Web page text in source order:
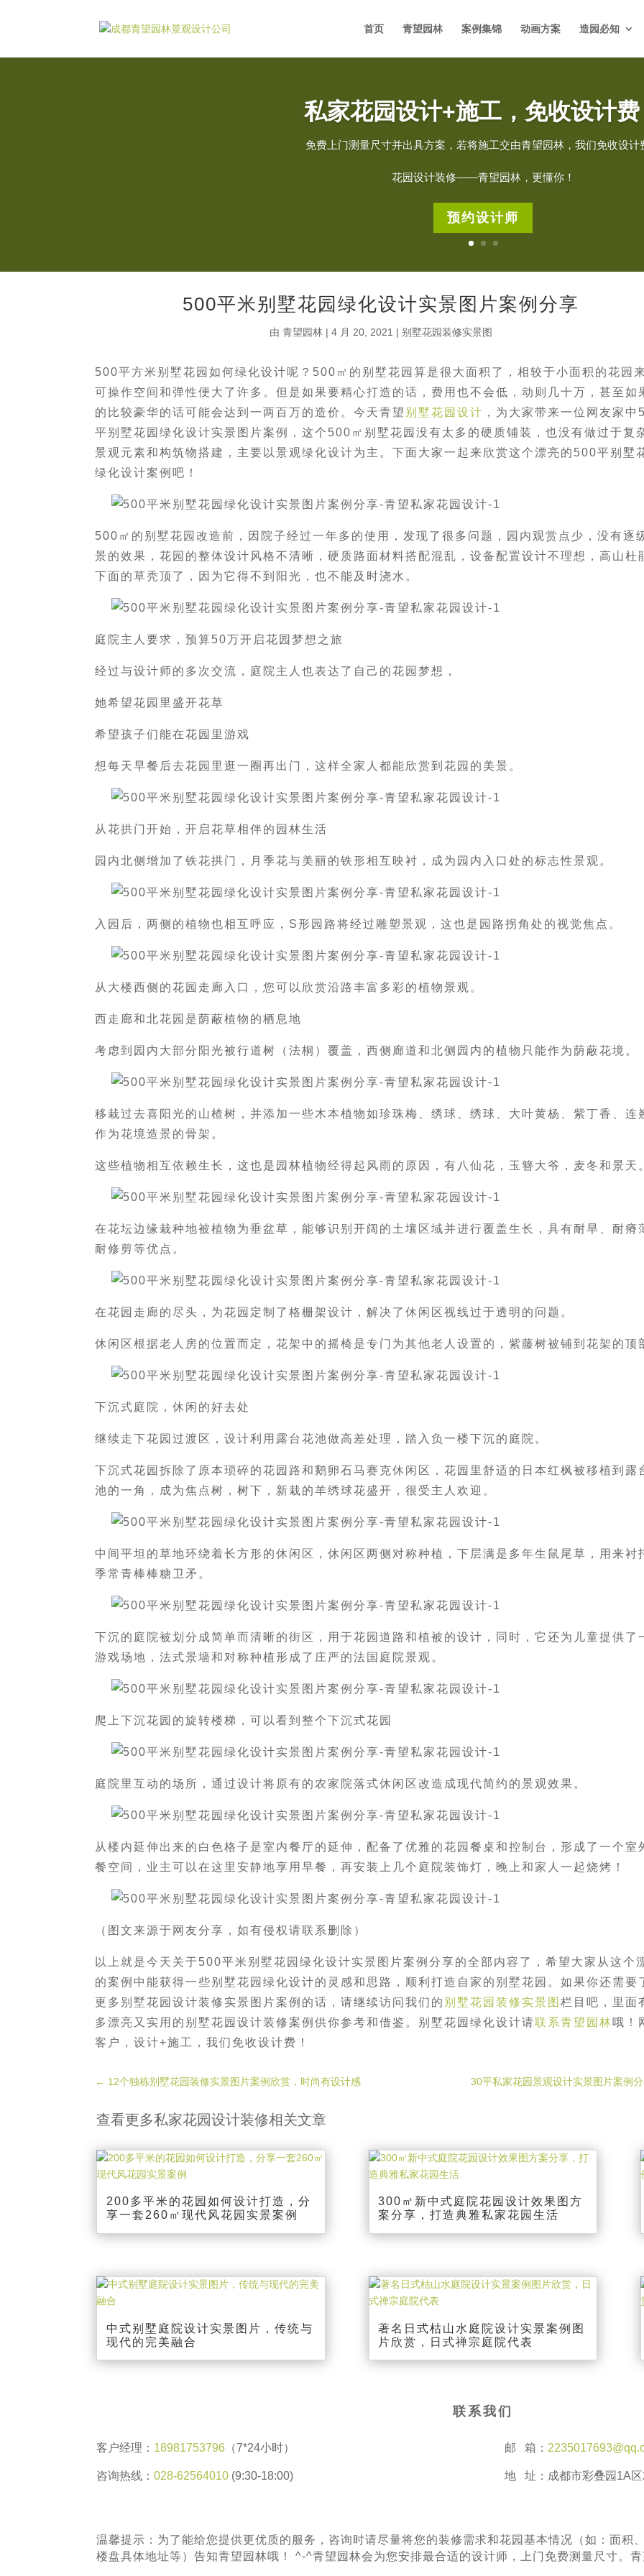
首页 青望园林 案例集锦 动画方案 造园必知
私家花园设计+施工，免收设计
免费上门测量尺寸并出具方案，若将施工交由青望园林，我们免收设计
花园设计装修——青望园林，更懂你！
预约设计师
500平米别墅花园绿化设计实景图片案例分享
由 青望园林| 4 月 20, 2021 | 别墅花园装修实景图
500平方米别墅花园如何绿化设计呢？500㎡的别墅花园算是很大面积了，相较于小面积的花园
可操作空间和弹性便大了许多。但是如果要精心打造的话，费用也不会低，动则几十万，甚至如
的比较豪华的话可能会达到一两百万的造价。今天青望 别墅花园设计 ，为大家带来一位网友家中
平别墅花园绿化设计实景图片案例，这个500㎡别墅花园没有太多的硬质铺装，也没有做过于复
景观元素和构筑物搭建，主要以景观绿化设计为主。下面大家一起来欣赏这个漂亮的500平别墅
绿化设计案例吧！
500㎡的别墅花园改造前，因院子经过一年多的使用，发现了很多问题，园内观赏点少，没有逐
景的效果，花园的整体设计风格不清晰，硬质路面材料搭配混乱，设备配置设计不理想，高山杜
下面的草秃顶了，因为它得不到阳光，也不能及时浇水。
庭院主人要求，预算50万开启花园梦想之旅
经过与设计师的多次交流，庭院主人也表达了自己的花园梦想，
她希望花园里盛开花草
希望孩子们能在花园里游戏
想每天早餐后去花园里逛一圈再出门，这样全家人都能欣赏到花园的美景。
从花拱门开始，开启花草相伴的园林生活
园内北侧增加了铁花拱门，月季花与美丽的铁形相互映衬，成为园内入口处的标志性景观。
入园后，两侧的植物也相互呼应，S形园路将经过雕塑景观，这也是园路拐角处的视觉焦点。
从大楼西侧的花园走廊入口，您可以欣赏沿路丰富多彩的植物景观。
西走廊和北花园是荫蔽植物的栖息地
考虑到园内大部分阳光被行道树（法桐）覆盖，西侧廊道和北侧园内的植物只能作为荫蔽花境。
移栽过去喜阳光的山楂树，并添加一些木本植物如珍珠梅、绣球、绣球、大叶黄杨、紫丁香、连
作为花境造景的骨架。
这些植物相互依赖生长，这也是园林植物经得起风雨的原因，有八仙花，玉簪大爷，麦冬和景天
在花坛边缘栽种地被植物为垂盆草，能够识别开阔的土壤区域并进行覆盖生长，具有耐旱、耐瘠
耐修剪等优点。
在花园走廊的尽头，为花园定制了格栅架设计，解决了休闲区视线过于透明的问题。
休闲区根据老人房的位置而定，花架中的摇椅是专门为其他老人设置的，紫藤树被铺到花架的顶
下沉式庭院，休闲的好去处
继续走下花园过渡区，设计利用露台花池做高差处理，踏入负一楼下沉的庭院。
下沉式花园拆除了原本琐碎的花园路和鹅卵石马赛克休闲区，花园里舒适的日本红枫被移植到露
池的一角，成为焦点树，树下，新栽的羊绣球花盛开，很受主人欢迎。
中间平坦的草地环绕着长方形的休闲区，休闲区两侧对称种植，下层满是多年生鼠尾草，用来衬
季常青棒棒糖卫矛。
下沉的庭院被划分成简单而清晰的街区，用于花园道路和植被的设计，同时，它还为儿童提供了
游戏场地，法式景墙和对称种植形成了庄严的法国庭院景观。
爬上下沉花园的旋转楼梯，可以看到整个下沉式花园
庭院里互动的场所，通过设计将原有的农家院落式休闲区改造成现代简约的景观效果。
从楼内延伸出来的白色格子是室内餐厅的延伸，配备了优雅的花园餐桌和控制台，形成了一个室
餐空间，业主可以在这里安静地享用早餐，再安装上几个庭院装饰灯，晚上和家人一起烧烤！
（图文来源于网友分享，如有侵权请联系删除）
以上就是今天关于500平米别墅花园绿化设计实景图片案例分享的全部内容了，希望大家从这个
的案例中能获得一些别墅花园绿化设计的灵感和思路，顺利打造自家的别墅花园。如果你还需要
更多别墅花园设计装修实景图片案例的话，请继续访问我们的 别墅花园装修实景图 栏目吧，里面
多漂亮又实用的别墅花园设计装修案例供你参考和借鉴。别墅花园绿化设计请联系青望园林哦！
客户，设计+施工，我们免收设计费！
← 12个独栋别墅花园装修实景图片案例欣赏，时尚有设计感 30平私家花园景观设计实景图片案例
查看更多私家花园设计装修相关文章
200多平米的花园如何设计打造，分
享一套260㎡现代风花园实景案例
中式别墅庭院设计实景图片，传统与
现代的完美融合
300㎡新中式庭院花园设计效果图方
案分享，打造典雅私家花园生活
著名日式枯山水庭院设计实景案例图
片欣赏，日式禅宗庭院代表
联系我们
客户经理： 18981753796 （7*24小时）
咨询热线：028-62564010 (9:30-18:00)
邮 箱：
地 址：成都市彩叠园1A区
温馨提示：为了能给您提供更优质的服务，咨询时请尽量将您的装修需求和花园基本情况（如：面积
楼盘具体地址等）告知青望园林哦！ ^-^青望园林会为您安排最合适的设计师，上门免费测量尺寸。